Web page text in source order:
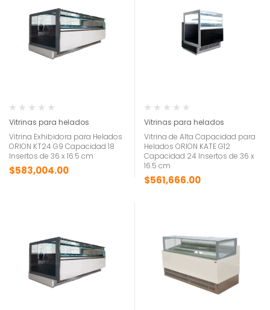
Vitrinas para helados
Vitrina Exhibidora para Helados
ORION KT24 G9 Capacidad 18
Insertos de 36 x 16.5 cm
$583,004.00
Vitrinas para helados
Vitrina de Alta Capacidad para
Helados ORION KATE G12
Capacidad 24 Insertos de 36 x
16.5 cm
$561,666.00